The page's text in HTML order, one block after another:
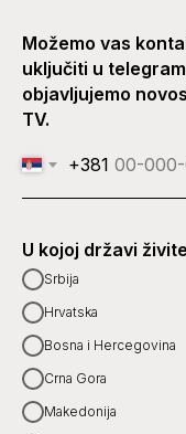
Možemo vas
uključiti u
objavljujemo
TV.
+381
U kojoj državi
Srbija
Hrvatska
Bosna i Hercegovina
Crna Gora
Makedonija